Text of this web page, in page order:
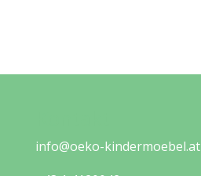
info@oeko-kindermoebel.at